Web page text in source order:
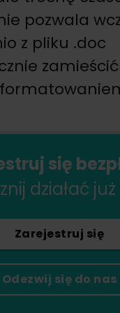
pozwala
z pliku .doc
się
działać już
Zarejestruj się
Odezwij się do nas